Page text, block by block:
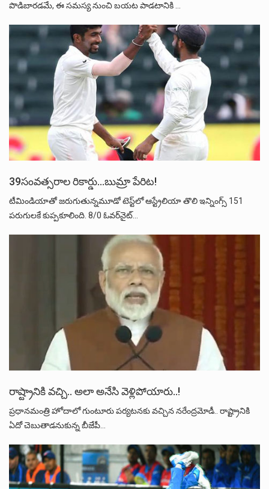
పొడిబారడమే, ఈ సమస్య నుంచి బయట పాడటానికి …
39సంవత్సరాల రికార్డు…బుమ్రా పేరిట!
టీమిండియాతో జరుగుతున్నమూడో టెస్ట్‌లో ఆస్ట్రేలియా తొలి ఇన్నింగ్స్‌ 151
పరుగులకే కుప్పకూలింది. 8/0 ఓవర్‌నైట్‌…
రాష్ట్రానికి వచ్చి.. అలా అనేసి వెళ్లిపోయారు..!
ప్రధానమంత్రి హోదాలో గుంటూరు పర్యటనకు వచ్చిన నరేంద్రమోడీ.. రాష్ట్రానికి
ఏదో చెబుతాడనుకున్న బీజేపీ…